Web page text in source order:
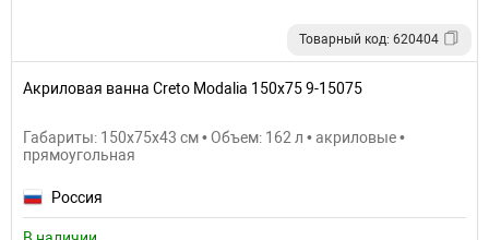
Товарный код: 620404
Акриловая ванна Creto Modalia 150х75 9-15075
Габариты: 150x75x43 см • Объем: 162 л • акриловые •
прямоугольная
Россия